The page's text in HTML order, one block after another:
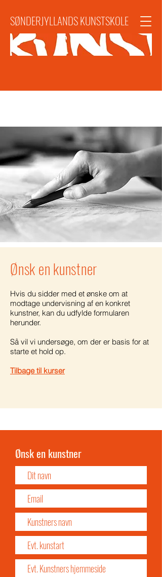
SØNDERJYLLANDS KUNSTSKOLE
Ønsk en kunstner
Hvis du sidder med et ønske om at
modtage undervisning af en konkret
kunstner, kan du udfylde formularen
herunder.
Så vil vi undersøge, om der er basis for at
starte et hold op.
Tilbage til kurser
Ønsk en kunstner